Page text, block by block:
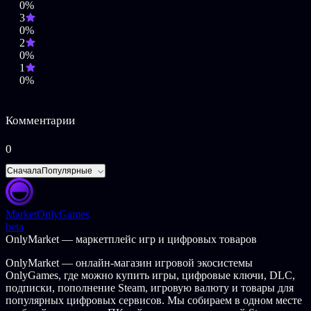
Interactive its logos are trademarks or registered trademarks of
Focus Home Interactive. All rights reserved. All other names,
trademarks and logos are property of their respective owners.
0%
3
0%
2
0%
1
0%
Комментарии
0
СначалаПопулярные
MarketOnlyGames
beta
OnlyMarket — маркетплейс игр и цифровых товаров
OnlyMarket — онлайн-магазин игровой экосистемы
OnlyGames, где можно купить игры, цифровые ключи, DLC,
подписки, пополнение Steam, игровую валюту и товары для
популярных цифровых сервисов. Мы собираем в одном месте